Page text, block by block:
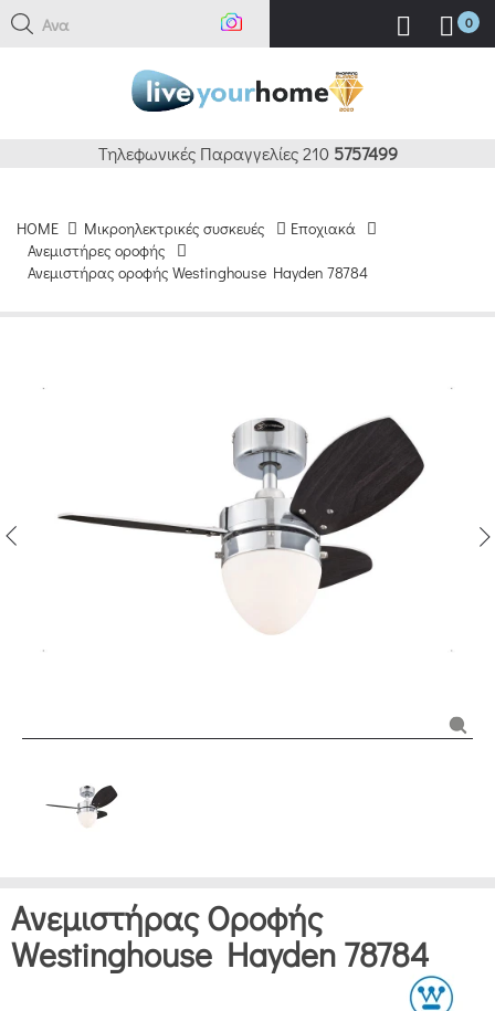
Αναζή 0
Τηλεφωνικές Παραγγελίες 210 5757499
HOME Μικροηλεκτρικές συσκευές
Εποχιακά
Ανεμιστήρες οροφής
Ανεμιστήρας οροφής Westinghouse Hayden 78784
Ανεμιστήρας Οροφής
Westinghouse Hayden 78784